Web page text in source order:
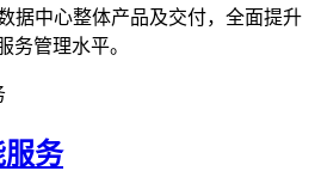
据中心整体产品及交付，全面提升
务管理水平。
务